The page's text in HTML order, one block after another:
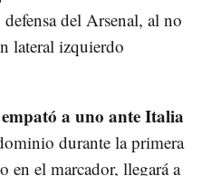
del Arsenal, al no
lateral izquierdo
empató a uno ante Italia
durante la primera
en el marcador, llegará a